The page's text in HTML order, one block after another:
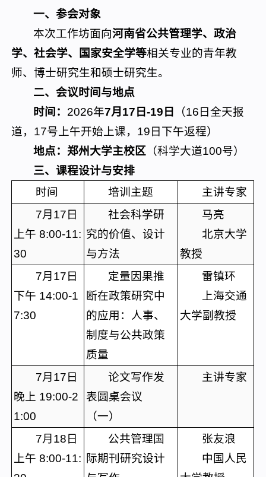
一、参会对象
本次工作坊面向河南省公共管理学、政治
学、社会学、国家安全学等相关专业的青年教
师、博士研究生和硕士研究生。
二、会议时间与地点
时间： 2026年7月17日-19日
（16日全天报
道，17号上午开始上课，19日下午返程）
地点：郑州大学主校区 （科学大道100号）
三、课程设计与安排
时间
培训主题
主讲专家
7月17日
上午 8:00-11:
30
社会科学研
究的价值、设计
与方法
马亮
北京大学
教授
7月17日
下午 14:00-1
7:30
定量因果推
断在政策研究中
的应用：人事、
制度与公共政策
质量
雷镇环
上海交通
大学副教授
7月17日
晚上 19:00-2
1:00
论文写作发
表圆桌会议
（一）
主讲专家
7月18日
上午 8:00-11:
公共管理国
际期刊研究设计
张友浪
中国人民